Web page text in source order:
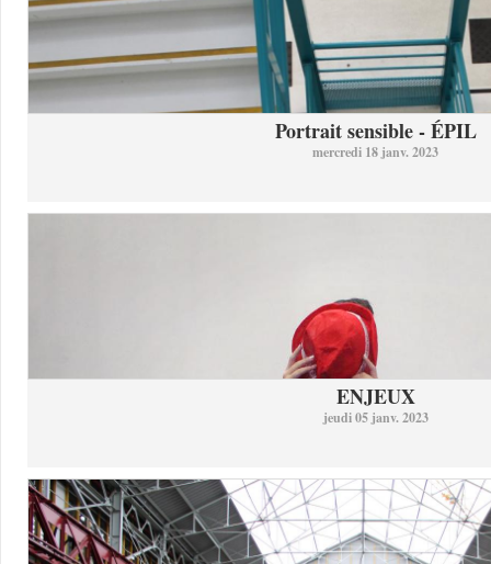
Portrait sensible - ÉPIL
mercredi 18 janv. 2023
ENJEUX
jeudi 05 janv. 2023